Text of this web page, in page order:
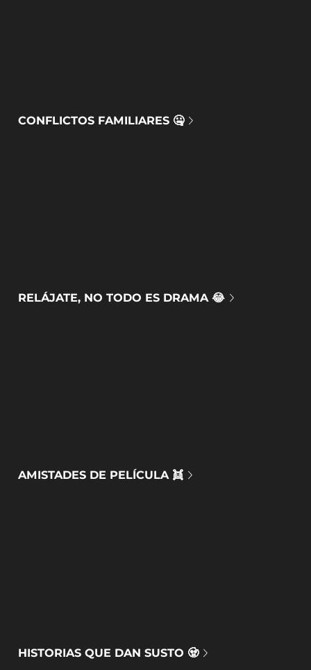
CONFLICTOS FAMILIARES 🤐
RELÁJATE, NO TODO ES DRAMA 😂
AMISTADES DE PELÍCULA 👯
HISTORIAS QUE DAN SUSTO 🧟